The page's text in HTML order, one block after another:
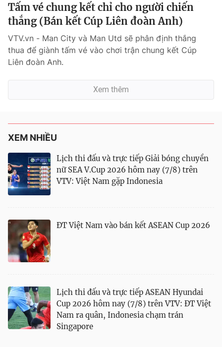
Tấm vé chung kết chỉ cho người chiến
thắng (Bán kết Cúp Liên đoàn Anh)
VTV.vn - Man City và Man Utd sẽ phân định thắng
thua để giành tấm vé vào chơi trận chung kết Cúp
Liên đoàn Anh.
Xem thêm
XEM NHIỀU
Lịch thi đấu và trực tiếp Giải bóng chuyền
nữ SEA V.Cup 2026 hôm nay (7/8) trên
VTV: Việt Nam gặp Indonesia
ĐT Việt Nam vào bán kết ASEAN Cup 2026
Lịch thi đấu và trực tiếp ASEAN Hyundai
Cup 2026 hôm nay (7/8) trên VTV: ĐT Việt
Nam ra quân, Indonesia chạm trán
Singapore